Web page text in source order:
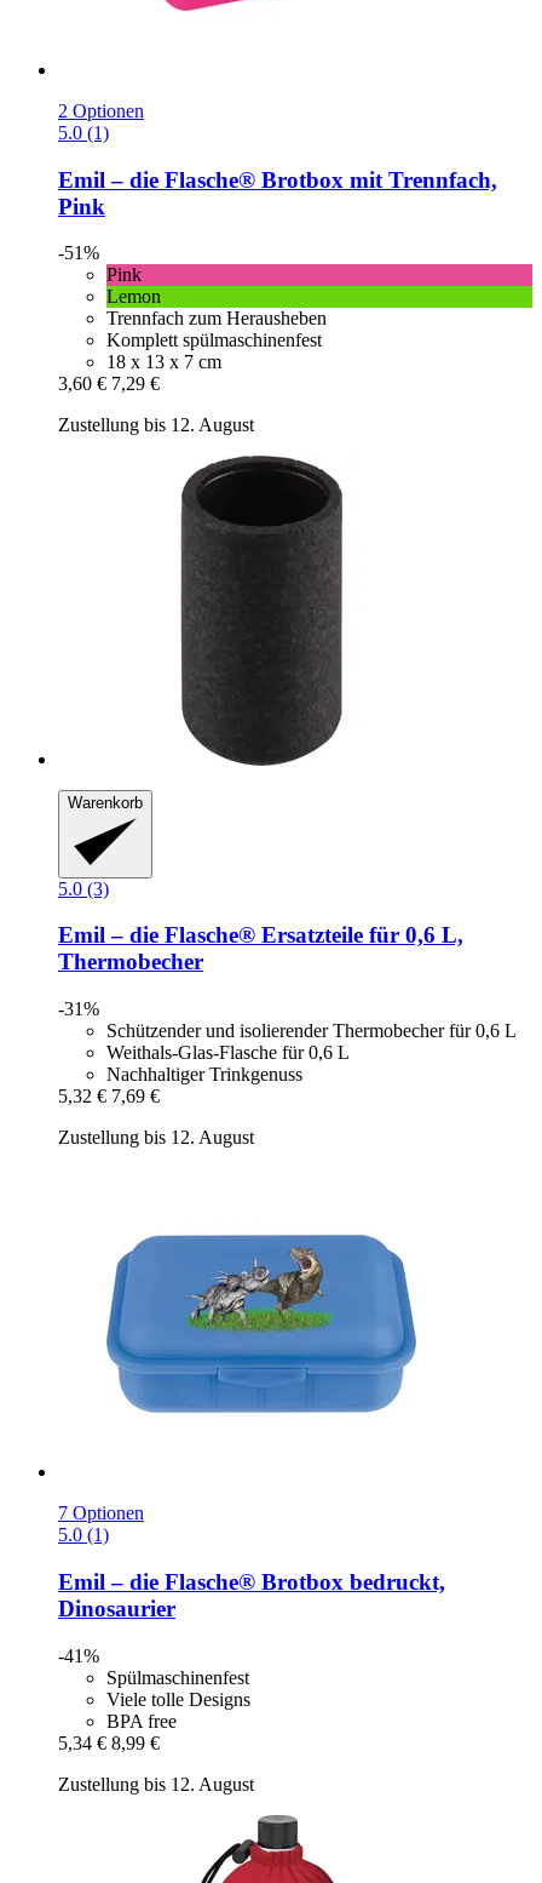
2 Optionen
5.0 (1)
Emil – die Flasche® Brotbox mit Trennfach,
Pink
-51%
Pink
Lemon
Trennfach zum Herausheben
Komplett spülmaschinenfest
18 x 13 x 7 cm
3,60 € 7,29 €
Zustellung bis 12. August
Warenkorb
5.0 (3)
Emil – die Flasche® Ersatzteile für 0,6 L,
Thermobecher
-31%
Schützender und isolierender Thermobecher für 0,6 L
Weithals-Glas-Flasche für 0,6 L
Nachhaltiger Trinkgenuss
5,32 € 7,69 €
Zustellung bis 12. August
7 Optionen
5.0 (1)
Emil – die Flasche® Brotbox bedruckt,
Dinosaurier
-41%
Spülmaschinenfest
Viele tolle Designs
BPA free
5,34 € 8,99 €
Zustellung bis 12. August